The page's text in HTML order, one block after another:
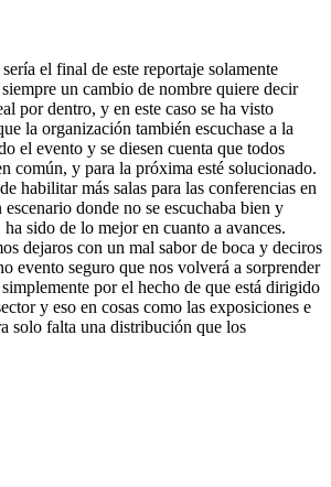
el final de este reportaje solamente
un cambio de nombre quiere decir
por dentro, y en este caso se ha visto
la organización también escuchase a la
el evento y se diesen cuenta que todos
común, y para la próxima esté solucionado.
habilitar más salas para las conferencias en
donde no se escuchaba bien y
sido de lo mejor en cuanto a avances.
dejaros con un mal sabor de boca y deciros
evento seguro que nos volverá a sorprender
por el hecho de que está dirigido
y eso en cosas como las exposiciones e
solo falta una distribución que los